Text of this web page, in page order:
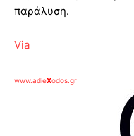
παράλυση.
Via
www.adieXodos.gr